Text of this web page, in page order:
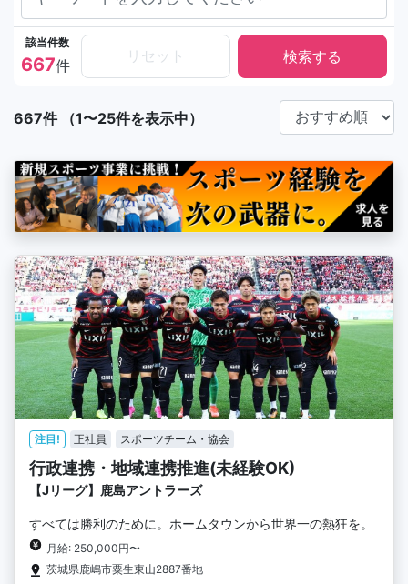
該当件数
667件
リセット
667件 （1〜25件を表示中）
注目! 正社員 スポーツチーム・協会
行政連携・地域連携推進(未経験OK)
【Jリーグ】鹿島アントラーズ
すべては勝利のために。ホームタウンから世界一の熱狂を。
月給: 250,000円〜
茨城県鹿嶋市粟生東山2887番地